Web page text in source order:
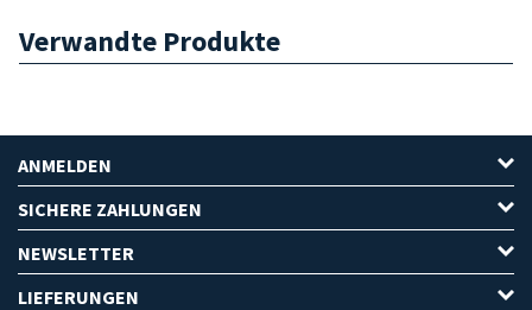
Verwandte Produkte
ANMELDEN
SICHERE ZAHLUNGEN
NEWSLETTER
LIEFERUNGEN